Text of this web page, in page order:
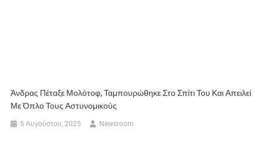
Άνδρας Πέταξε Μολότοφ, Ταμπουρώθηκε Στο Σπίτι Του Και Απειλεί
Με Όπλο Τους Αστυνομικούς
5 Αυγούστου, 2025 Newsroom